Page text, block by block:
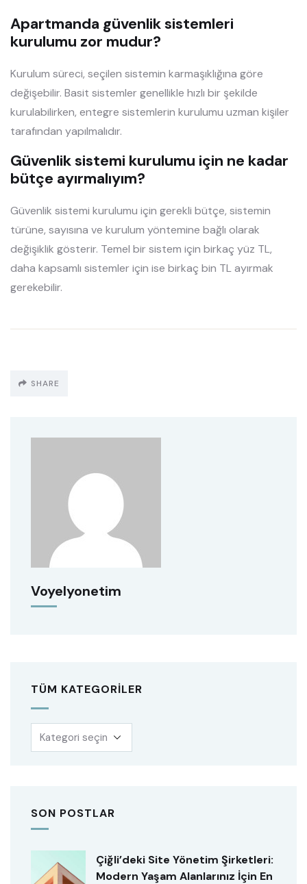
Apartmanda güvenlik sistemleri
kurulumu zor mudur?
Kurulum süreci, seçilen sistemin karmaşıklığına göre
değişebilir. Basit sistemler genellikle hızlı bir şekilde
kurulabilirken, entegre sistemlerin kurulumu uzman kişiler
tarafından yapılmalıdır.
Güvenlik sistemi kurulumu için ne kadar
bütçe ayırmalıyım?
Güvenlik sistemi kurulumu için gerekli bütçe, sistemin
türüne, sayısına ve kurulum yöntemine bağlı olarak
değişiklik gösterir. Temel bir sistem için birkaç yüz TL,
daha kapsamlı sistemler için ise birkaç bin TL ayırmak
gerekebilir.
SHARE
Voyelyonetim
TÜM KATEGORILER
SON POSTLAR
Çiğli’deki Site Yönetim Şirketleri:
Modern Yaşam Alanlarınız İçin En